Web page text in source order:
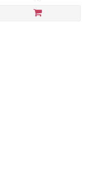
適用)｜美吾髮『可海外配